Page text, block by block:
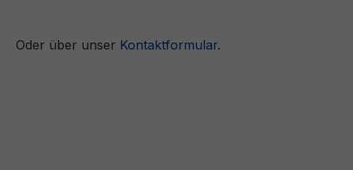
Oder über unser Kontaktformular.